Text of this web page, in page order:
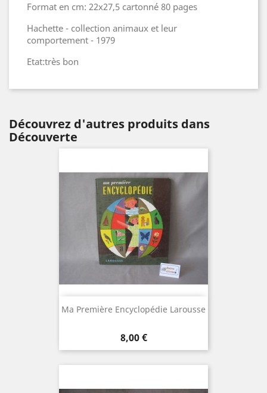
Format en cm: 22x27,5 cartonné 80 pages
Hachette - collection animaux et leur
comportement - 1979
Etat:très bon
Découvrez d'autres produits dans
Découverte
Ma Première Encyclopédie Larousse
Prix
8,00 €